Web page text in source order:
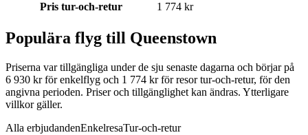
Pris tur-och-retur
1 774 kr
Populära flyg till Queenstown
Priserna var tillgängliga under de sju senaste dagarna och börjar på
6 930 kr för enkelflyg och 1 774 kr för resor tur-och-retur, för den
angivna perioden. Priser och tillgänglighet kan ändras. Ytterligare
villkor gäller.
Alla erbjudandenEnkelresaTur-och-retur